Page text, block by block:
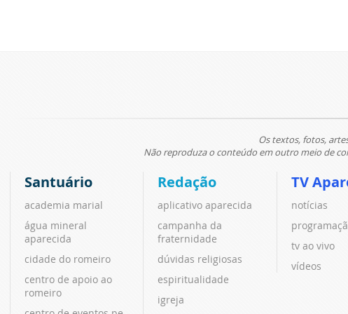
Os textos, fotos,
Não reproduza o conteúdo em outro meio de
Santuário
academia marial
água mineral
aparecida
cidade do romeiro
centro de apoio ao
romeiro
Redação
aplicativo aparecida
campanha da
fraternidade
dúvidas religiosas
espiritualidade
igreja
TV
notícias
tv ao vivo
vídeos